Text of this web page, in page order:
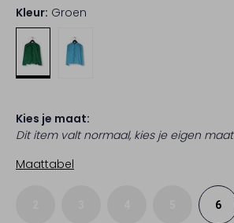
Kleur: Groen
Kies je maat:
Dit item valt normaal, kies je eigen maat
Maattabel
6